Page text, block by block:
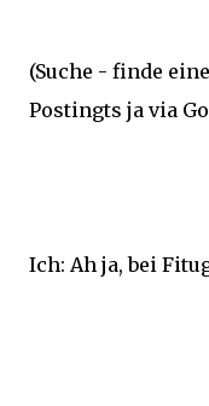
(Suche - finde
Postingts ja via
Ich: Ah ja, bei